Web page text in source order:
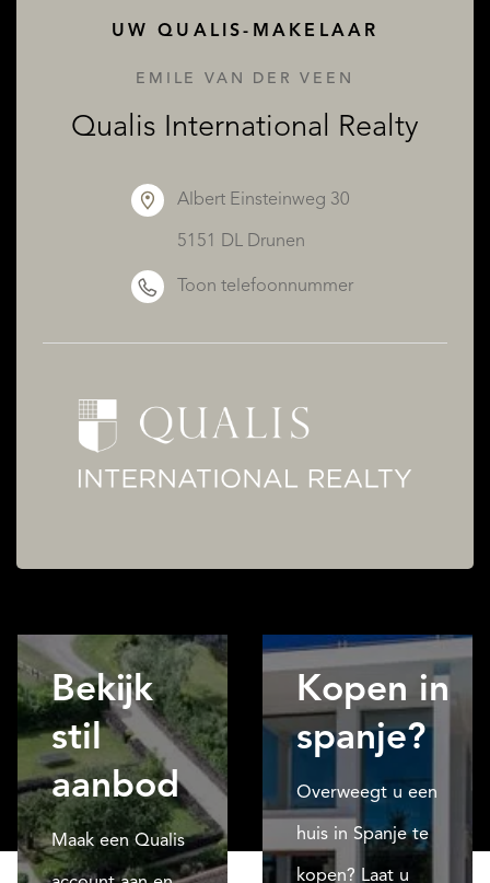
UW QUALIS-MAKELAAR
EMILE VAN DER VEEN
Qualis International Realty
Albert Einsteinweg 30
5151 DL Drunen
Toon telefoonnummer
Bekijk
stil
aanbod
Maak een Qualis
Kopen in
spanje?
Overweegt u een
huis in Spanje te
kopen? Laat u